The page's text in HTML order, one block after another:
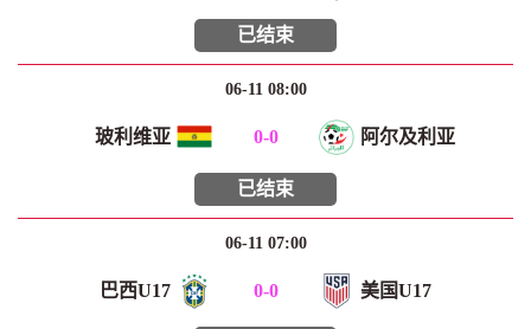
已结束
06-11 08:00
玻利维亚 0-0 阿尔及利亚
已结束
06-11 07:00
巴西U17 0-0 美国U17